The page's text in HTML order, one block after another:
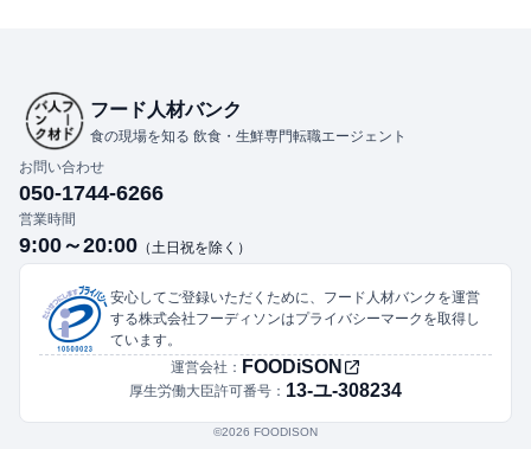
フード人材バンク
食の現場を知る 飲食・生鮮専門転職エージェント
お問い合わせ
050-1744-6266
営業時間
9:00～20:00 （土日祝を除く）
安心してご登録いただくために、フード人材バンクを運営
する株式会社フーディソンはプライバシーマークを取得し
ています。
運営会社： FOODiSON
厚生労働大臣許可番号： 13-ユ-308234
©︎2026 FOODISON